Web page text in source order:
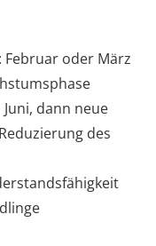
oder März
dann neue
des